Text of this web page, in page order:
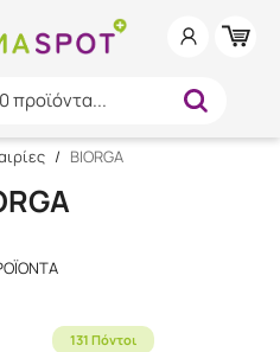
προϊόντα...
/ BIORGA
131 Πόντοι